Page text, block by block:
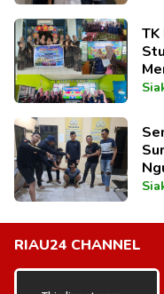
RIAU24 CHANNEL